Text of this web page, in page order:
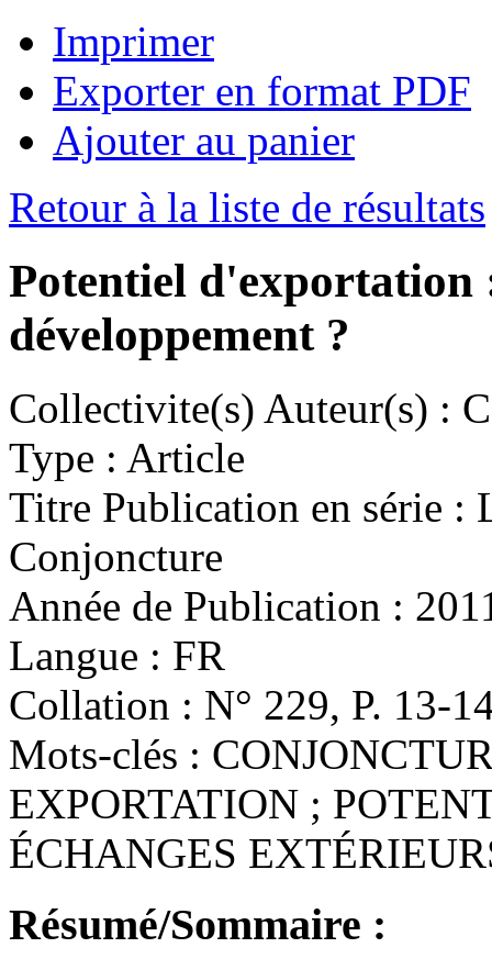
Imprimer
Exporter en format PDF
Ajouter au panier
Retour à la liste de résultats
Potentiel d'exportation
développement ?
Collectivite(s) Auteur(s) :
Type : Article
Titre Publication en série :
Conjoncture
Année de Publication :
Langue : FR
Collation : N° 229, P. 13-
Mots-clés :
EXPORTATION ;
ÉCHANGES
Résumé/Sommaire :